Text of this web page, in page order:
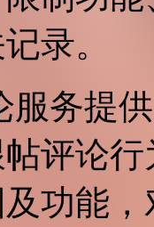
录。
服务提
评论
功能